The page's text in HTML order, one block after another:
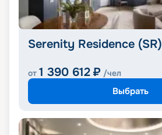
Serenity Residence (SR)
от 1 390 612 ₽ /чел
Выбрать